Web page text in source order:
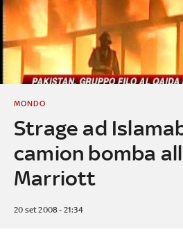
Strage ad
camion bomba
Marriott
MONDO
20 set 2008 - 21:34